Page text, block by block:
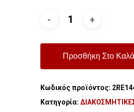
Προσθήκη Στο
Κωδικός προϊόντος:
Κατηγορία: